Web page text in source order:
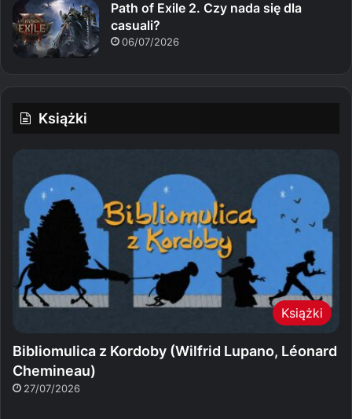
Path of Exile 2. Czy nada się dla
casuali?
06/07/2026
Książki
Książki
Bibliomulica z Kordoby (Wilfrid Lupano, Léonard
Chemineau)
27/07/2026